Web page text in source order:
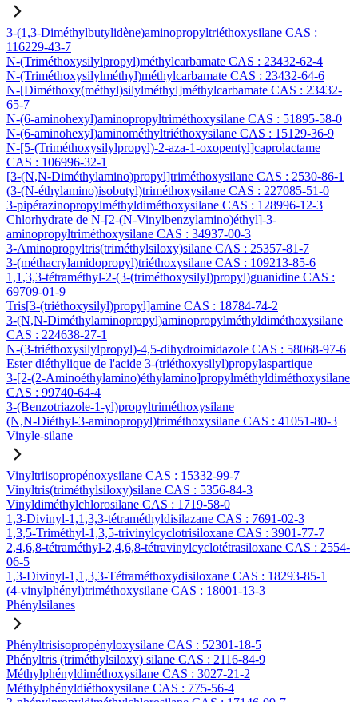
3-(1,3-Diméthylbutylidène)aminopropyltriéthoxysilane CAS :
116229-43-7
N-(Triméthoxysilylpropyl)méthylcarbamate CAS : 23432-62-4
N-(Triméthoxysilylméthyl)méthylcarbamate CAS : 23432-64-6
N-[Diméthoxy(méthyl)silylméthyl]méthylcarbamate CAS : 23432-
65-7
N-(6-aminohexyl)aminopropyltriméthoxysilane CAS : 51895-58-0
N-(6-aminohexyl)aminométhyltriéthoxysilane CAS : 15129-36-9
N-[5-(Triméthoxysilylpropyl)-2-aza-1-oxopentyl]caprolactame
CAS : 106996-32-1
[3-(N,N-Diméthylamino)propyl]triméthoxysilane CAS : 2530-86-1
(3-(N-éthylamino)isobutyl)triméthoxysilane CAS : 227085-51-0
3-pipérazinopropylméthyldiméthoxysilane CAS : 128996-12-3
Chlorhydrate de N-[2-(N-Vinylbenzylamino)éthyl]-3-
aminopropyltriméthoxysilane CAS : 34937-00-3
3-Aminopropyltris(triméthylsiloxy)silane CAS : 25357-81-7
3-(méthacrylamidopropyl)triéthoxysilane CAS : 109213-85-6
1,1,3,3-tétraméthyl-2-(3-(triméthoxysilyl)propyl)guanidine CAS :
69709-01-9
Tris[3-(triéthoxysilyl)propyl]amine CAS : 18784-74-2
3-(N,N-Diméthylaminopropyl)aminopropylméthyldiméthoxysilane
CAS : 224638-27-1
N-(3-triéthoxysilylpropyl)-4,5-dihydroimidazole CAS : 58068-97-6
Ester diéthylique de l'acide 3-(triéthoxysilyl)propylaspartique
3-[2-(2-Aminoéthylamino)éthylamino]propylméthyldiméthoxysilane
CAS : 99740-64-4
3-(Benzotriazole-1-yl)propyltriméthoxysilane
(N,N-Diéthyl-3-aminopropyl)triméthoxysilane CAS : 41051-80-3
Vinyle-silane
Vinyltriisopropénoxysilane CAS : 15332-99-7
Vinyltris(triméthylsiloxy)silane CAS : 5356-84-3
Vinyldiméthylchlorosilane CAS : 1719-58-0
1,3-Divinyl-1,1,3,3-tétraméthyldisilazane CAS : 7691-02-3
1,3,5-Triméthyl-1,3,5-trivinylcyclotrisiloxane CAS : 3901-77-7
2,4,6,8-tétraméthyl-2,4,6,8-tétravinylcyclotétrasiloxane CAS : 2554-
06-5
1,3-Divinyl-1,1,3,3-Tétraméthoxydisiloxane CAS : 18293-85-1
(4-vinylphényl)triméthoxysilane CAS : 18001-13-3
Phénylsilanes
Phényltrisisopropényloxysilane CAS : 52301-18-5
Phényltris (triméthylsiloxy) silane CAS : 2116-84-9
Méthylphényldiméthoxysilane CAS : 3027-21-2
Méthylphényldiéthoxysilane CAS : 775-56-4